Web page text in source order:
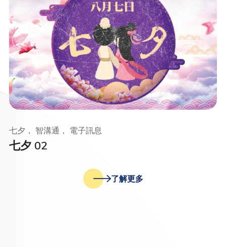
七夕 02
七夕， 智溝通， 電子訊息
了解更多